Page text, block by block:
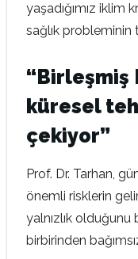
yaşadığımız iklim
sağlık probleminin
küresel
çekiyor”
Prof. Dr. Tarhan,
önemli risklerin
yalnızlık
birbirinden